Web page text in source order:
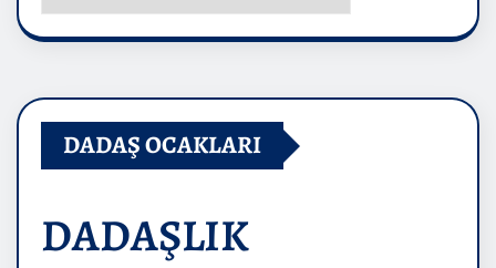
DADAŞ OCAKLARI
DADAŞLIK